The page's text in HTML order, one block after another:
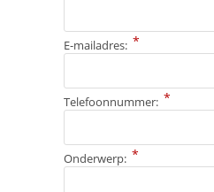
E-mailadres: *
Telefoonnummer: *
Onderwerp: *